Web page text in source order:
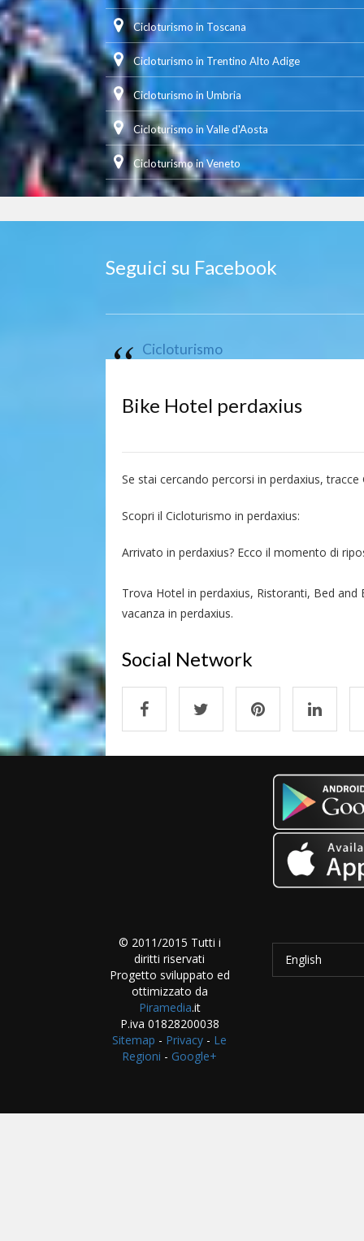
Cicloturismo in Toscana
Cicloturismo in Trentino Alto Adige
Cicloturismo in Umbria
Cicloturismo in Valle d'Aosta
Cicloturismo in Veneto
Seguici su Facebook
Cicloturismo
Bike Hotel perdaxius
Se stai cercando percorsi in perdaxius,
Scopri il Cicloturismo in perdaxius:
Arrivato in perdaxius? Ecco il momento di
Trova Hotel in perdaxius, Ristoranti, Bed
vacanza in perdaxius.
Social Network
© 2011/2015 Tutti i
diritti riservati
Progetto sviluppato ed
ottimizzato da
Piramedia.it
P.iva 01828200038
Sitemap - Privacy - Le
Regioni - Google+
English